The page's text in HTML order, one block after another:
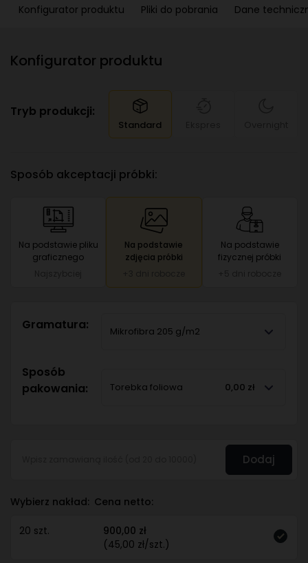
Konfigurator produktu Pliki do pobrania Dane
Konfigurator produktu
Tryb produkcji:
Standard
Sposób akceptacji próbki:
Na podstawie pliku
graficznego
Na podstawie
zdjęcia próbki
Na podstawie
fizycznej próbki
Gramatura: Mikrofibra 205 g/m2
Sposób
pakowania:
Torebka foliowa 0,00 zł
Dodaj
Wybierz nakład: Cena netto:
20 szt.
900,00 zł
(45,00 zł/szt.)